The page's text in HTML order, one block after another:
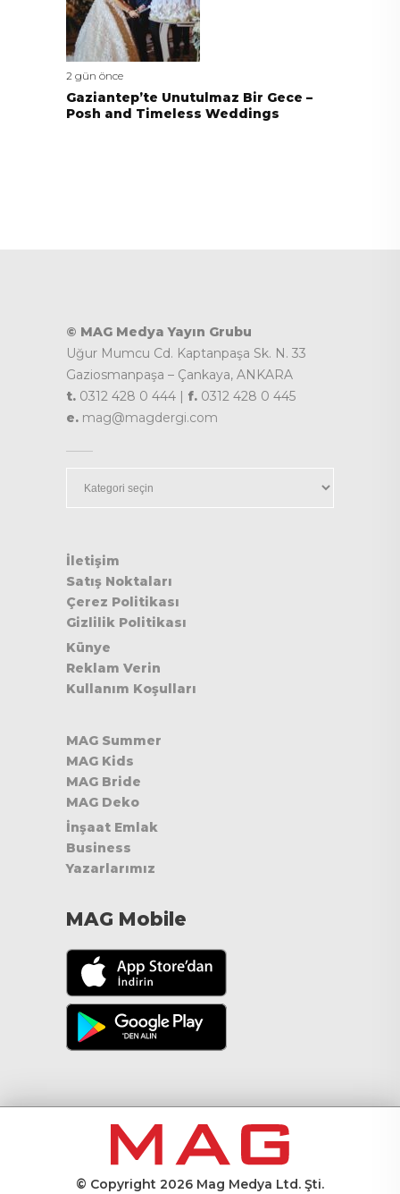
2 gün önce
Gaziantep’te Unutulmaz Bir Gece –
Posh and Timeless Weddings
© MAG Medya Yayın Grubu
Uğur Mumcu Cd. Kaptanpaşa Sk. N. 33
Gaziosmanpaşa – Çankaya, ANKARA
t. 0312 428 0 444 | f. 0312 428 0 445
e. mag@magdergi.com
İletişim
Satış Noktaları
Çerez Politikası
Gizlilik Politikası
Künye
Reklam Verin
Kullanım Koşulları
MAG Summer
MAG Kids
MAG Bride
MAG Deko
İnşaat Emlak
Business
Yazarlarımız
MAG Mobile
© Copyright 2026 Mag Medya Ltd. Şti.